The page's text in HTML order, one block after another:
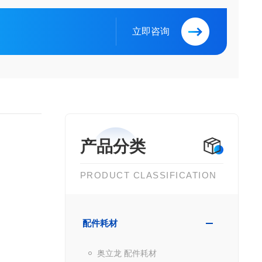
立即咨询
产品分类
PRODUCT CLASSIFICATION
配件耗材
奥立龙 配件耗材